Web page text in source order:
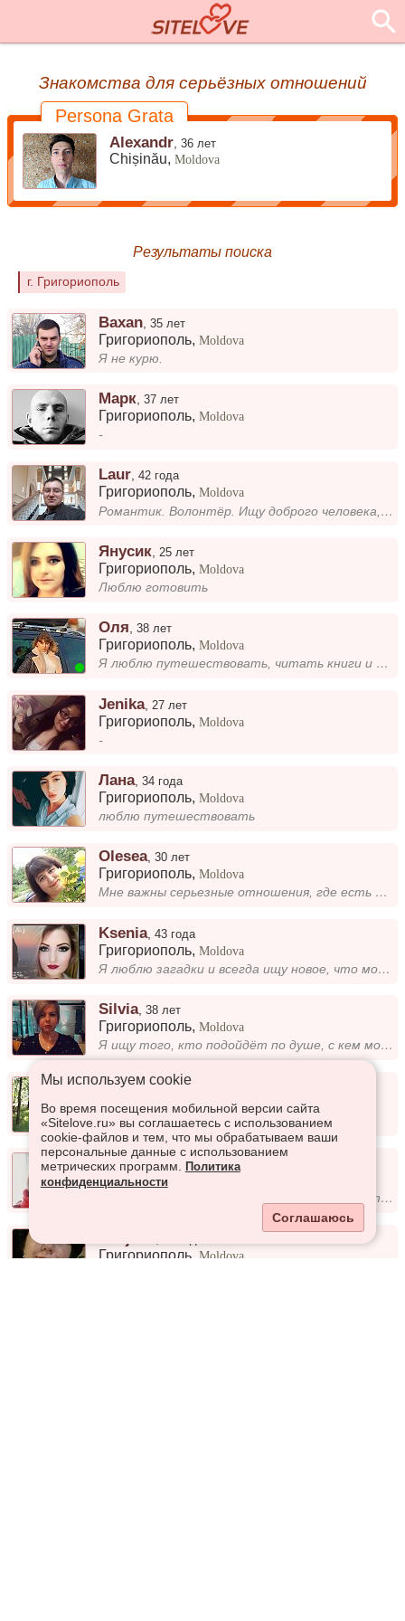
Знакомства для серьёзных отношений
Persona Grata
Alexandr ,36 лет
Chișinău,Moldova
Результаты поиска
г. Григориополь
Baxan ,35 лет
Григориополь,Moldova
Я не курю.
Марк ,37 лет
Григориополь,Moldova
-
Laur,42 года
Григориополь,Moldova
Романтик. Волонтёр. Ищу доброго человека, возможно, с ребёнком или одинокую девушку. Важно, чтобы не было татуировок и п...
Янусик 25 лет
Григориополь,Moldova
Люблю готовить
Оля ,38 лет
Григориополь,Moldova
Я люблю путешествовать, читать книги и проводить время в кругу друзей. В свободное время занимаюсь творчеством и всегда...
Jenika, 27 лет
Григориополь,Moldova
-
Лана,34 года
Григориополь,Moldova
люблю путешествовать
Olesea,30 лет
Григориополь,Moldova
Мне важны серьезные отношения, где есть взаимное уважение и доверие. Я ищу человека, с которым можно построить что-то на...
Ksenia,43 года
Григориополь,Moldova
Я люблю загадки и всегда ищу новое, что может удивить. Иногда жизнь сама по себе — большая головоломка, но я с ней справ...
Silvia,38 лет
Григориополь,Moldova
Я ищу того, кто подойдёт по душе, с кем можно будет поделиться мыслями и чувствами. Важно, чтобы человек был искренним,...
Ирина ,24 года
Григориополь,Moldova
2 детей. Хочу серьезных отношений
Ксения,51 год
Григориополь
Хочу найти человека, с которым можно построить настоящее, основанное на доверии и взаимопонимании. Мне важно чувствовать...
Григориополь ,Moldova
Мы используем сookie
Во время посещения мобильной версии сайта
«Sitelove.ru» вы соглашаетесь с использованием
cookie-файлов и тем, что мы обрабатываем ваши
персональные данные с использованием
метрических программ.
Политика
конфиденциальности
Соглашаюсь